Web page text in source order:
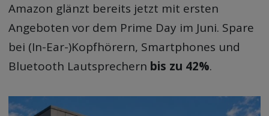
Amazon glänzt bereits jetzt mit ersten
Angeboten vor dem Prime Day im Juni. Spare
bei (In-Ear-)Kopfhörern, Smartphones und
Bluetooth Lautsprechern bis zu 42%.